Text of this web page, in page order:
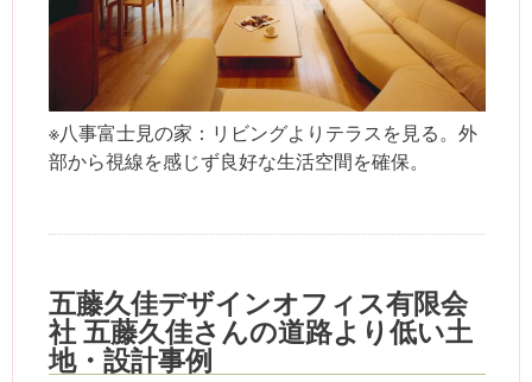
※八事富士見の家：リビングよりテラスを見る。外
部から視線を感じず良好な生活空間を確保。
五藤久佳デザインオフィス有限会
社 五藤久佳さんの道路より低い土
地・設計事例